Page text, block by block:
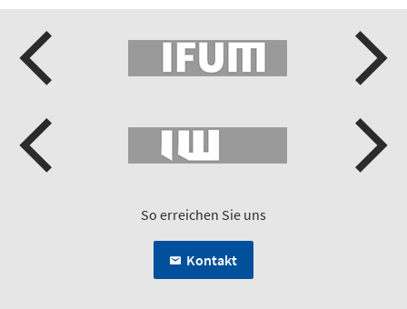
So erreichen Sie uns
Kontakt